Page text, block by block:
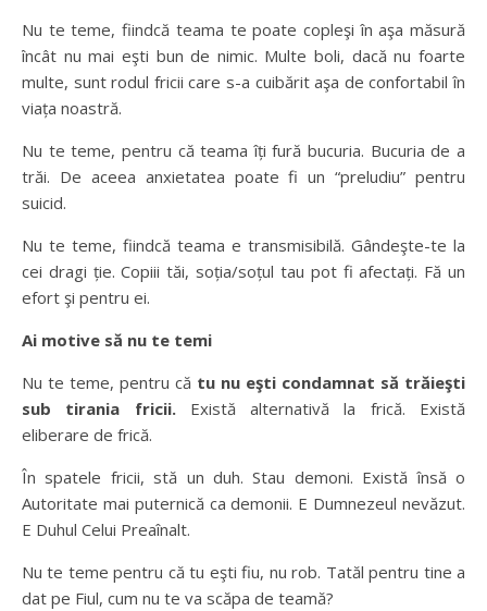
Nu te teme, fiindcă teama te poate copleşi în aşa măsură
încât nu mai eşti bun de nimic. Multe boli, dacă nu foarte
multe, sunt rodul fricii care s-a cuibărit aşa de confortabil în
viața noastră.
Nu te teme, pentru că teama îți fură bucuria. Bucuria de a
trăi. De aceea anxietatea poate fi un “preludiu” pentru
suicid.
Nu te teme, fiindcă teama e transmisibilă. Gândeşte-te la
cei dragi ție. Copiii tăi, soția/soțul tau pot fi afectați. Fă un
efort şi pentru ei.
Ai motive să nu te temi
Nu te teme, pentru că tu nu eşti condamnat să trăieşti
sub tirania fricii.Există alternativă la frică. Există
eliberare de frică.
În spatele fricii, stă un duh. Stau demoni. Există însă o
Autoritate mai puternică ca demonii. E Dumnezeul nevăzut.
E Duhul Celui Preaînalt.
Nu te teme pentru că tu eşti fiu, nu rob. Tatăl pentru tine a
dat pe Fiul, cum nu te va scăpa de teamă?